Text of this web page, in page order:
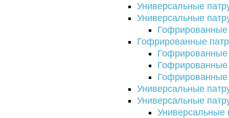
Универсальные
Универсальные
Гофрированные
Гофрированные
Гофрированные
Гофрированные
Гофрированные
Универсальные
Универсальные
Универсальные